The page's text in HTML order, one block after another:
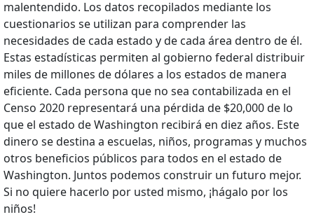
malentendido. Los datos recopilados mediante los
cuestionarios se utilizan para comprender las
necesidades de cada estado y de cada área dentro de él.
Estas estadísticas permiten al gobierno federal distribuir
miles de millones de dólares a los estados de manera
eficiente. Cada persona que no sea contabilizada en el
Censo 2020 representará una pérdida de $20,000 de lo
que el estado de Washington recibirá en diez años. Este
dinero se destina a escuelas, niños, programas y muchos
otros beneficios públicos para todos en el estado de
Washington. Juntos podemos construir un futuro mejor.
Si no quiere hacerlo por usted mismo, ¡hágalo por los
niños!